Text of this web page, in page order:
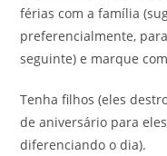
férias com a família
preferencialmente,
seguinte) e marque
Tenha filhos (eles
de aniversário para
diferenciando o dia).